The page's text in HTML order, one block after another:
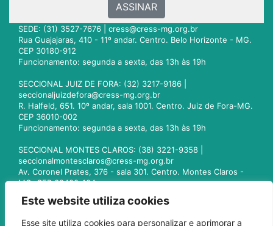
Este website utiliza cookies
Esse site utiliza cookies para personalizar e aprimorar a
ASSINAR
SEDE: (31) 3527-7676 | cress@cress-mg.org.br
Rua Guajajaras, 410 - 11º andar. Centro. Belo Horizonte - MG.
CEP 30180-912
Funcionamento: segunda a sexta, das 13h às 19h
SECCIONAL JUIZ DE FORA: (32) 3217-9186 |
seccionaljuizdefora@cress-mg.org.br
R. Halfeld, 651. 10º andar, sala 1001. Centro. Juiz de Fora-MG.
CEP 36010-002
Funcionamento: segunda a sexta, das 13h às 19h
SECCIONAL MONTES CLAROS: (38) 3221-9358 |
seccionalmontesclaros@cress-mg.org.br
Av. Coronel Prates, 376 - sala 301. Centro. Montes Claros -
MG. CEP 39400-104